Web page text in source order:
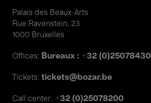
Palais des Beaux-Arts
Rue Ravenstein, 23
1000 Bruxelles
Offices: Bureaux : +32 (0)25078430
Tickets: tickets@bozar.be
Call center: +32 (0)25078200